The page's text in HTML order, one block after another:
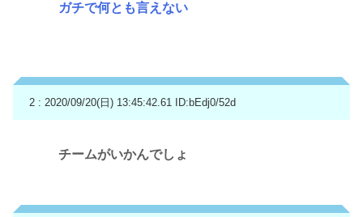
ガチで何とも言えない
2 : 2020/09/20(日) 13:45:42.61 ID:bEdj0/52d
チームがいかんでしょ